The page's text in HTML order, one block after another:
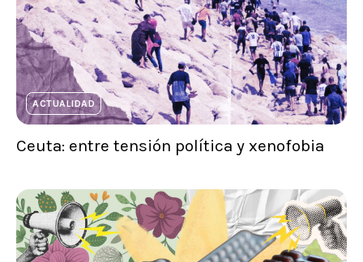
ACTUALIDAD
Ceuta: entre tensión política y xenofobia